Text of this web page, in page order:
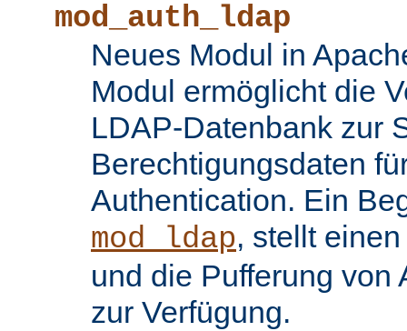
mod_auth_ldap
Neues Modul in
Modul ermöglicht die
LDAP-Datenbank zur
Berechtigungsdaten
Authentication. Ein
mod_ldap, stellt
und die Pufferung von
zur Verfügung.